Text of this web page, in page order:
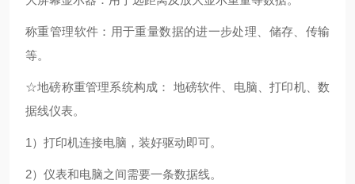
称重管理软件：用于重量数据的进一步处理、储存、传输
等。
☆地磅称重管理系统构成： 地磅软件、电脑、打印机、数
据线仪表。
1）打印机连接电脑，装好驱动即可。
2）仪表和电脑之间需要一条数据线。